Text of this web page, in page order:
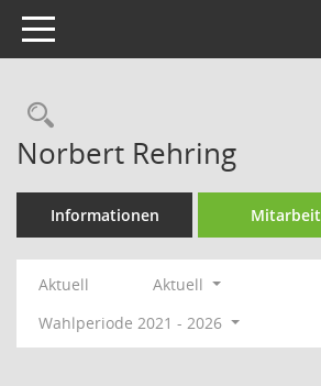
Toggle navigation
Rechercheauswahl
Norbert Rehring
Informationen Mitarbeit
Aktuell
Aktuell
Wahlperiode 2021 - 2026